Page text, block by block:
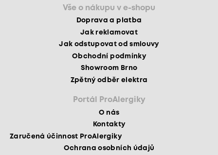
Vše o nákupu v e-shopu
Doprava a platba
Jak reklamovat
Jak odstupovat od smlouvy
Obchodní podmínky
Showroom Brno
Zpětný odběr elektra
Portál ProAlergiky
O nás
Kontakty
Zaručená účinnost ProAlergiky
Ochrana osobních údajů